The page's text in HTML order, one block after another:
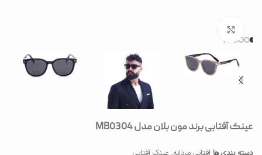
بزرگنمایی تصویر
عینک آفتابی برند مون بلان مدل MB0304